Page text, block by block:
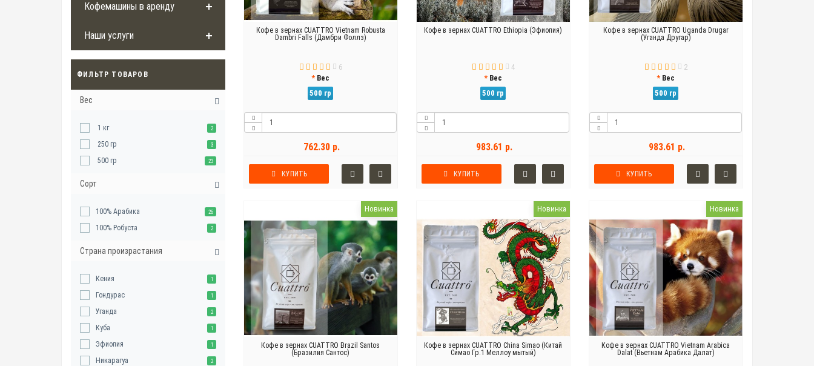
Кофемашины в аренду
Наши услуги
ФИЛЬТР ТОВАРОВ
Вес
1 кг 2
250 гр 3
500 гр 23
Сорт
100% Арабика 26
100% Робуста 2
Страна произрастания
Кения 1
Гондурас 1
Уганда 2
Куба 1
Эфиопия 1
Никарагуа 2
Кофе в зернах CUATTRO Vietnam Robusta
Dambri Falls (Дамбри Фоллз)
6
Вес
500 гр
762.30 р.
КУПИТЬ
Кофе в зернах CUATTRO Ethiopia (Эфиопия)
4
Вес
500 гр
983.61 р.
КУПИТЬ
Кофе в зернах CUATTRO Uganda Drugar
(Уганда Другар)
2
Вес
500 гр
983.61 р.
КУПИТЬ
Новинка
Кофе в зернах CUATTRO Brazil Santos
(Бразилия Сантос)
Новинка
Кофе в зернах CUATTRO China Simao (Китай
Симао Гр.1 Меллоу мытый)
Новинка
Кофе в зернах CUATTRO Vietnam Arabica
Dalat (Вьетнам Арабика Далат)